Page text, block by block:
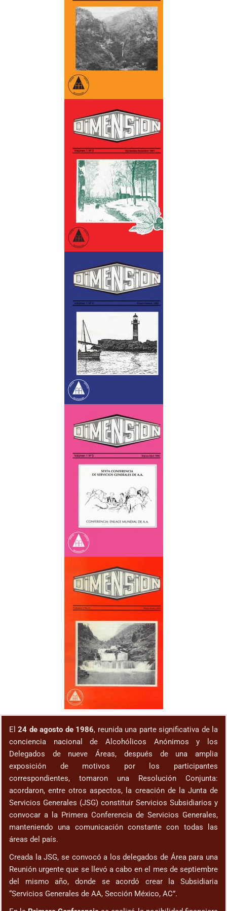
El 24 de agosto de 1986, reunida una parte significativa de la
conciencia nacional de Alcohólicos Anónimos y los
Delegados de nueve Áreas, después de una amplia
exposición de motivos por los participantes
correspondientes, tomaron una Resolución Conjunta:
acordaron, entre otros aspectos, la creación de la Junta de
Servicios Generales (JSG) constituir Servicios Subsidiarios y
convocar a la Primera Conferencia de Servicios Generales,
manteniendo una comunicación constante con todas las
áreas del país.
Creada la JSG, se convocó a los delegados de Área para una
Reunión urgente que se llevó a cabo en el mes de septiembre
del mismo año, donde se acordó crear la Subsidiaria
“Servicios Generales de AA, Sección México, AC”.